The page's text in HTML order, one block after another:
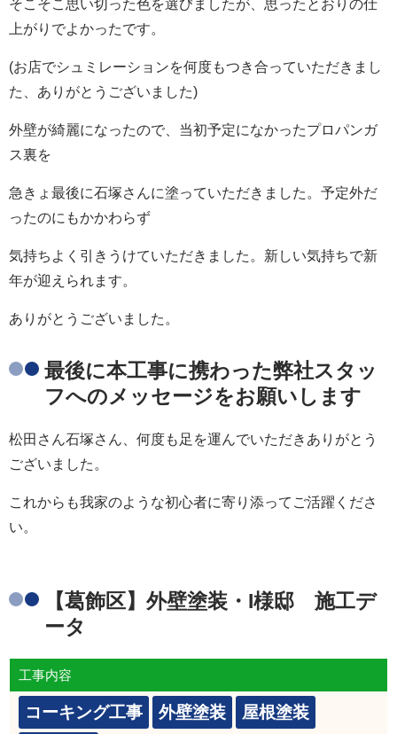
そこそこ思い切った色を選びましたが、思ったとおりの仕
上がりでよかったです。
(お店でシュミレーションを何度もつき合っていただきまし
た、ありがとうございました)
外壁が綺麗になったので、当初予定になかったプロパンガ
ス裏を
急きょ最後に石塚さんに塗っていただきました。予定外だ
ったのにもかかわらず
気持ちよく引きうけていただきました。新しい気持ちで新
年が迎えられます。
ありがとうございました。
最後に本工事に携わった弊社スタッ
フへのメッセージをお願いします
松田さん石塚さん、何度も足を運んでいただきありがとう
ございました。
これからも我家のような初心者に寄り添ってご活躍くださ
い。
【葛飾区】外壁塗装・I様邸 施工デ
ータ
工事内容
コーキング工事 外壁塗装 屋根塗装